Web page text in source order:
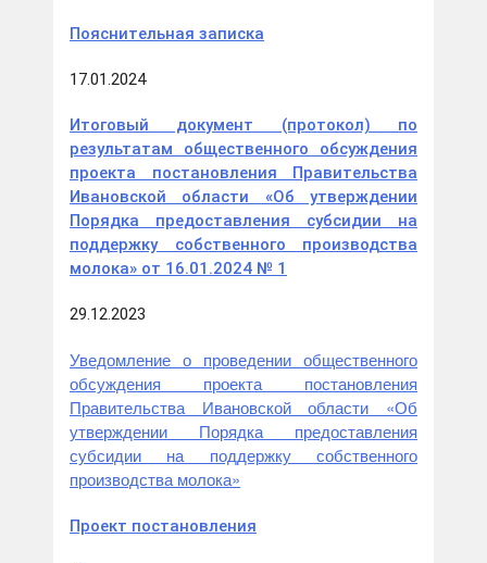
Пояснительная записка
17.01.2024
Итоговый документ (протокол) по
результатам общественного обсуждения
проекта постановления Правительства
Ивановской области «Об утверждении
Порядка предоставления субсидии на
поддержку собственного производства
молока» от 16.01.2024 № 1
29.12.2023
Уведомление о проведении общественного
обсуждения проекта постановления
Правительства Ивановской области «Об
утверждении Порядка предоставления
субсидии на поддержку собственного
производства молока»
Проект постановления